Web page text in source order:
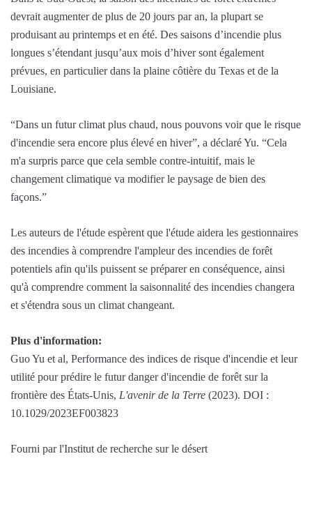
devrait augmenter de plus de 20 jours par an, la plupart se
produisant au printemps et en été. Des saisons d’incendie plus
longues s’étendant jusqu’aux mois d’hiver sont également
prévues, en particulier dans la plaine côtière du Texas et de la
Louisiane.
“Dans un futur climat plus chaud, nous pouvons voir que le risque
d'incendie sera encore plus élevé en hiver”, a déclaré Yu. “Cela
m'a surpris parce que cela semble contre-intuitif, mais le
changement climatique va modifier le paysage de bien des
façons.”
Les auteurs de l'étude espèrent que l'étude aidera les gestionnaires
des incendies à comprendre l'ampleur des incendies de forêt
potentiels afin qu'ils puissent se préparer en conséquence, ainsi
qu'à comprendre comment la saisonnalité des incendies changera
et s'étendra sous un climat changeant.
Plus d'information:
Guo Yu et al, Performance des indices de risque d'incendie et leur
utilité pour prédire le futur danger d'incendie de forêt sur la
frontière des États-Unis, L'avenir de la Terre (2023). DOI :
10.1029/2023EF003823
Fourni par l'Institut de recherche sur le désert